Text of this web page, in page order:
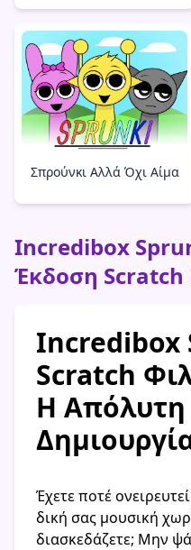
Σπρούνκι Αλλά Όχι Αίμα
Incredibox
Έκδοση Scratch
Incredibox
Scratch
Η Απόλυτη
Έχετε ποτέ
δική σας μουσική
διασκεδάζετε; Μην